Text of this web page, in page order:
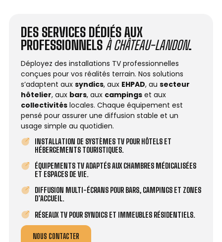
DES SERVICES DÉDIÉS AUX
PROFESSIONNELS À CHÂTEAU-LANDON.
Déployez des installations TV professionnelles
conçues pour vos réalités terrain. Nos solutions
s’adaptent aux syndics, aux EHPAD, au secteur
hôtelier, aux bars, aux campings et aux
collectivités locales. Chaque équipement est
pensé pour assurer une diffusion stable et un
usage simple au quotidien.
INSTALLATION DE SYSTÈMES TV POUR HÔTELS ET
HÉBERGEMENTS TOURISTIQUES.
ÉQUIPEMENTS TV ADAPTÉS AUX CHAMBRES MÉDICALISÉES
ET ESPACES DE VIE.
DIFFUSION MULTI-ÉCRANS POUR BARS, CAMPINGS ET ZONES
D’ACCUEIL.
RÉSEAUX TV POUR SYNDICS ET IMMEUBLES RÉSIDENTIELS.
NOUS CONTACTER